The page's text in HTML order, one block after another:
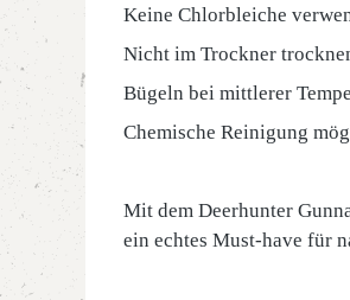
Keine Chlorbleiche
Nicht im Trockner
Bügeln bei mittlerer
Chemische Reinigung
Mit dem Deerhunter
ein echtes Must-have für